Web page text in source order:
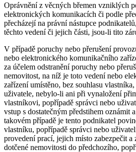
Oprávnění z věcných břemen vzniklých
elektronických komunikacích či podle
přecházejí na právní nástupce
těchto vedení či jejich části, jsou-li tito
V případě poruchy nebo přerušení
nebo elektronického komunikačního
za účelem odstranění poruchy nebo
nemovitost, na níž je toto vedení nebo
zařízení umístěno, bez souhlasu
uživatele, nebylo-li ani při vynaložení
vlastníkovi, popřípadě správci nebo
vstup s dostatečným předstihem oznámit
takovém případě je tento podnikatel
vlastníku, popřípadě správci nebo
provedení prací, jejich místo zabezpečit a
dotčené nemovitosti do předchozího,